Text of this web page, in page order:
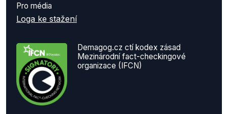
Pro média
Loga ke stažení
Demagog.cz ctí kodex zásad
Mezinárodní fact-checkingové
organizace (IFCN)